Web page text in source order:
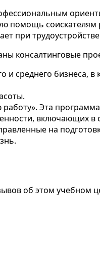
помощь
при
консалтинговые
среднего бизнеса, в
Эта
включающих в
на
об этом учебном